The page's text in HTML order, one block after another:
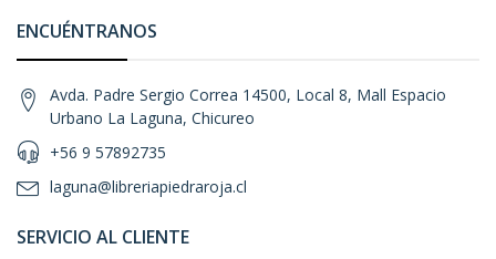
ENCUÉNTRANOS
Avda. Padre Sergio Correa 14500, Local 8, Mall Espacio
Urbano La Laguna, Chicureo
+56 9 57892735
laguna@libreriapiedraroja.cl
SERVICIO AL CLIENTE